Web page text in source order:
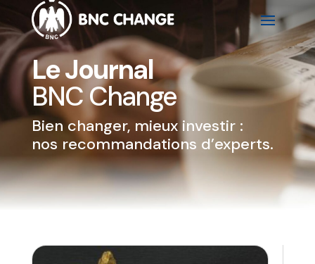
Le Journal
BNC Change
Bien changer, mieux investir :
nos recommandations d’experts.